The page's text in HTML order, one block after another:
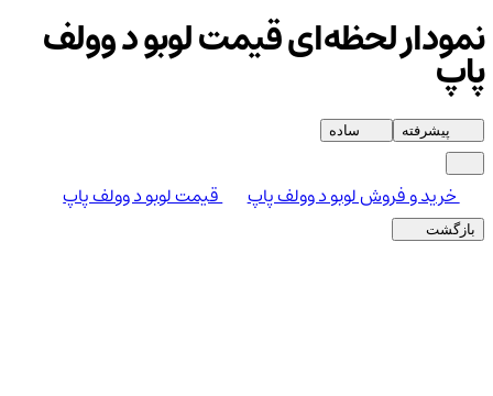
نمودار لحظه‌ای قیمت لوبو د وولف
پاپ
پیشرفته ساده
خرید و فروش لوبو د وولف پاپ قیمت لوبو د وولف پاپ
بازگشت